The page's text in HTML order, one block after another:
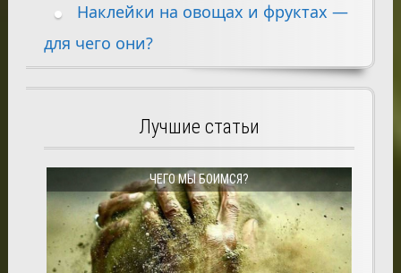
Наклейки на овощах и фруктах —
для чего они?
Лучшие статьи
ЧЕГО МЫ БОИМСЯ?